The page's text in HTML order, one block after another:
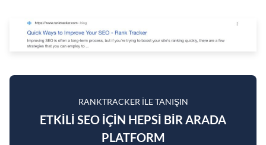
RANKTRACKER ILE TANIŞIN
ETKILI SEO IÇIN HEPSI BIR ARADA
PLATFORM